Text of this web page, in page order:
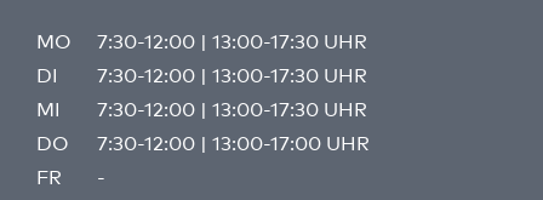
MO
7:30-12:00 | 13:00-17:30 UHR
DI
7:30-12:00 | 13:00-17:30 UHR
MI
7:30-12:00 | 13:00-17:30 UHR
DO
7:30-12:00 | 13:00-17:00 UHR
FR
-